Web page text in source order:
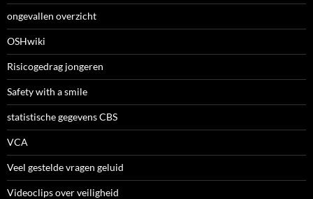
ongevallen overzicht
OSHwiki
Risicogedrag jongeren
Safety with a smile
statistische gegevens CBS
VCA
Veel gestelde vragen geluid
Videoclips over veiligheid